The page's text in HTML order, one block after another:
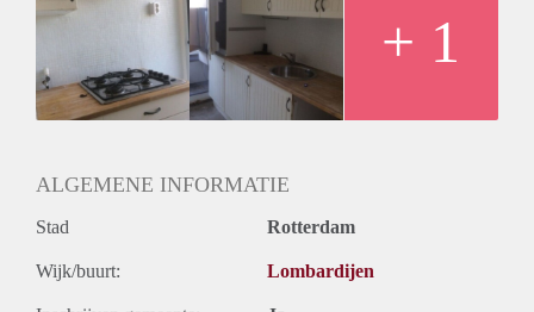
+ 1
ALGEMENE INFORMATIE
Stad Rotterdam
Wijk/buurt: Lombardijen